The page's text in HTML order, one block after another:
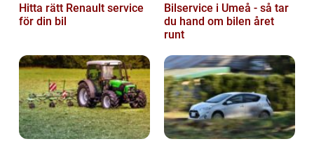
Hitta rätt Renault service
för din bil
Bilservice i Umeå - så tar
du hand om bilen året
runt